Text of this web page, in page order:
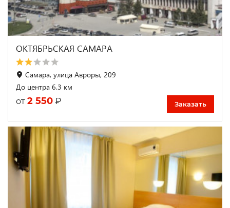
ОКТЯБРЬСКАЯ САМАРА
Самара, улица Авроры, 209
До центра 6.3 км
от 2 550 ₽ Заказать